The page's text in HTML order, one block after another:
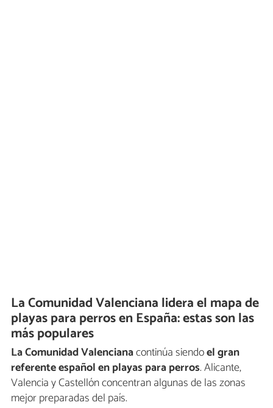
La Comunidad Valenciana lidera el mapa de
playas para perros en España: estas son las
más populares
La Comunidad Valencianacontinúa siendoel gran
referente español en playas para perros. Alicante,
Valencia y Castellón concentran algunas de las zonas
mejor preparadas del país.